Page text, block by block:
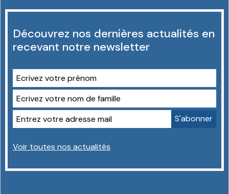
Découvrez nos dernières actualités en
recevant notre newsletter
Voir toutes nos actualités